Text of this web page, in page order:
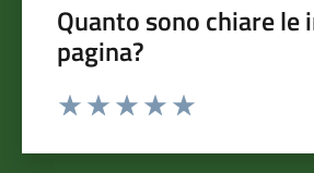
Quanto sono chiare
pagina?
Valuta da 1 a 5 stelle la pagina